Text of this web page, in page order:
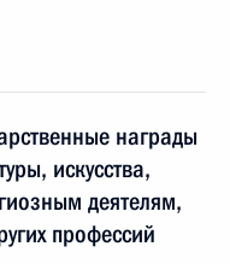
награды
искусства,
деятелям,
профессий